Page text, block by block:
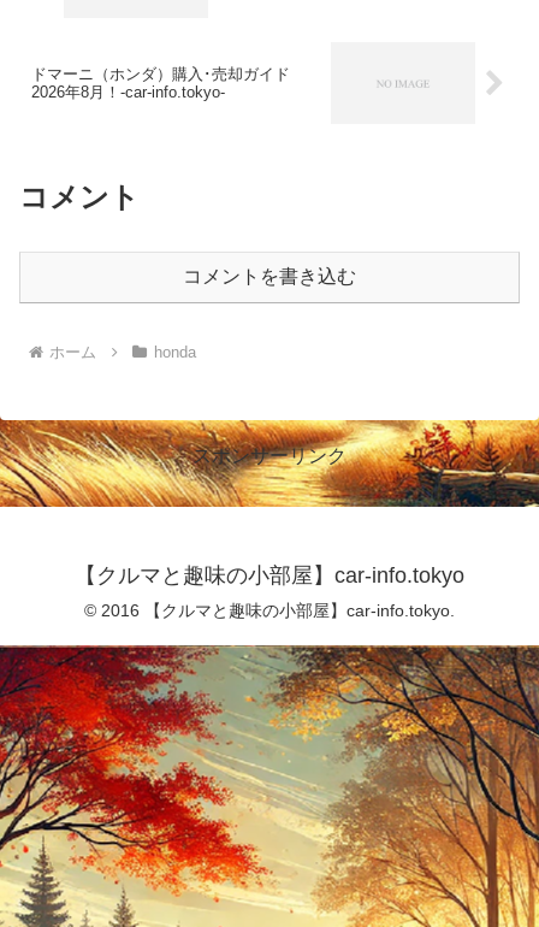
ドマーニ（ホンダ）購入･売却ガイド
2026年8月！-car-info.tokyo-
コメント
コメントを書き込む
ホーム honda
スポンサーリンク
【クルマと趣味の小部屋】car-info.tokyo
© 2016 【クルマと趣味の小部屋】car-info.tokyo.